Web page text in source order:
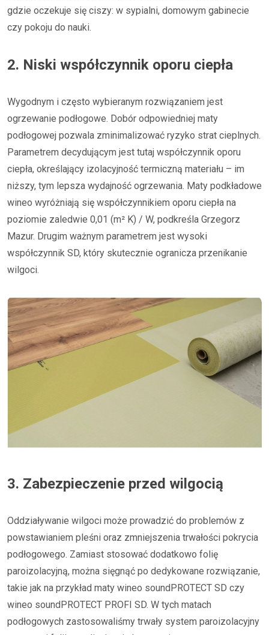
gdzie oczekuje się ciszy: w sypialni, domowym gabinecie
czy pokoju do nauki.
2. Niski współczynnik oporu ciepła
Wygodnym i często wybieranym rozwiązaniem jest
ogrzewanie podłogowe. Dobór odpowiedniej maty
podłogowej pozwala zminimalizować ryzyko strat cieplnych.
Parametrem decydującym jest tutaj współczynnik oporu
ciepła, określający izolacyjność termiczną materiału – im
niższy, tym lepsza wydajność ogrzewania. Maty podkładowe
wineo wyróżniają się współczynnikiem oporu ciepła na
poziomie zaledwie 0,01 (m² K) / W, podkreśla Grzegorz
Mazur. Drugim ważnym parametrem jest wysoki
współczynnik SD, który skutecznie ogranicza przenikanie
wilgoci.
3. Zabezpieczenie przed wilgocią
Oddziaływanie wilgoci może prowadzić do problemów z
powstawianiem pleśni oraz zmniejszenia trwałości pokrycia
podłogowego. Zamiast stosować dodatkowo folię
paroizolacyjną, można sięgnąć po dedykowane rozwiązanie,
takie jak na przykład maty wineo soundPROTECT SD czy
wineo soundPROTECT PROFI SD. W tych matach
podłogowych zastosowaliśmy trwały system paroizolacyjny